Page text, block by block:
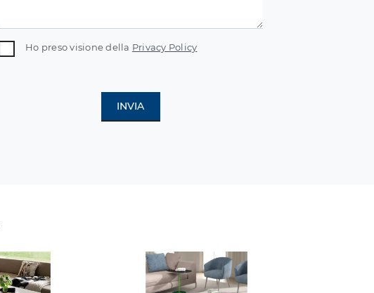
Ho preso visione della Privacy Policy
INVIA